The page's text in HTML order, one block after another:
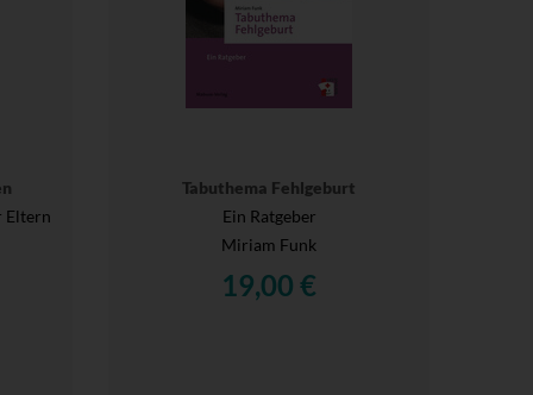
Eltern
Tabuthema Fehlgeburt
Ein Ratgeber
Miriam Funk
19,00 €